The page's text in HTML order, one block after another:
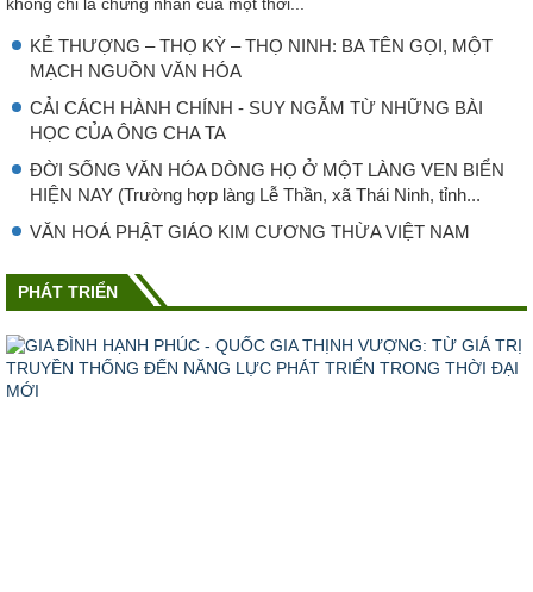
KẺ THƯỢNG – THỌ KỲ – THỌ NINH: BA TÊN GỌI, MỘT
MẠCH NGUỒN VĂN HÓA
CẢI CÁCH HÀNH CHÍNH - SUY NGẪM TỪ NHỮNG BÀI
HỌC CỦA ÔNG CHA TA
ĐỜI SỐNG VĂN HÓA DÒNG HỌ Ở MỘT LÀNG VEN BIỂN
HIỆN NAY (Trường hợp làng Lễ Thần, xã Thái Ninh, tỉnh...
VĂN HOÁ PHẬT GIÁO KIM CƯƠNG THỪA VIỆT NAM
PHÁT TRIỂN